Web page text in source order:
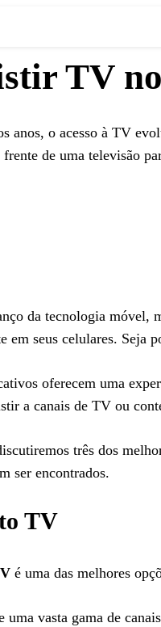
TV
anos, o acesso à TV
frente de uma televisão
da tecnologia móvel,
em seus celulares. Seja
oferecem uma
a canais de TV ou
três dos
ser encontrados.
TV
é uma das melhores
uma vasta gama de